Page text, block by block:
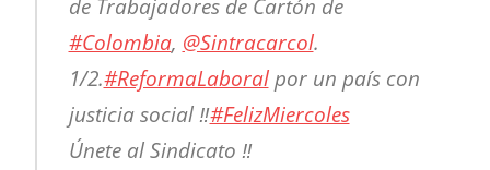
de Trabajadores de Cartón de
#Colombia, @Sintracarcol.
1/2.#ReformaLaboralpor un país con
justicia social ‼️#FelizMiercoles
Únete al Sindicato ‼️